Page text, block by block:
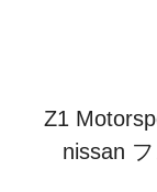
Z1
nissan